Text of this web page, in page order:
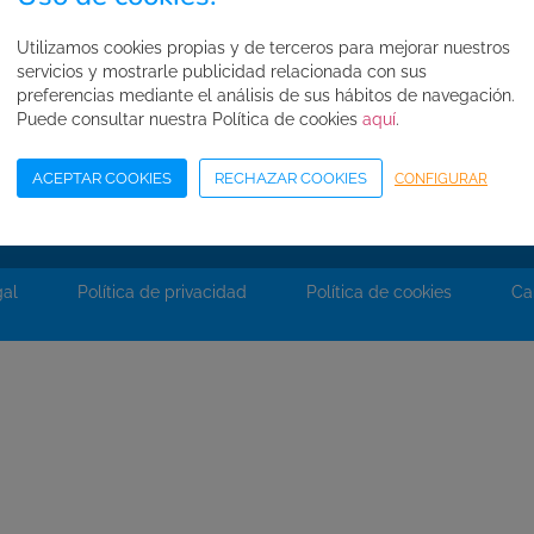
Condiciones de compra
Mapa web
Acceso Área Corporativa
Política de privacidad Política de cookies
Utilizamos cookies propias y de terceros para mejorar nuestros
servicios y mostrarle publicidad relacionada con sus
preferencias mediante el análisis de sus hábitos de navegación.
Puede consultar nuestra Política de cookies aquí.
ACEPTAR COOKIES RECHAZAR COOKIES CONFIGURAR